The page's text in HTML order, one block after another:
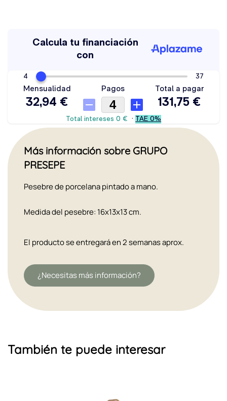
Más información sobre GRUPO
PRESEPE
Pesebre de porcelana pintado a mano.
Medida del pesebre: 16x13x13 cm.
El producto se entregará en 2 semanas aprox.
¿Necesitas más información?
También te puede interesar